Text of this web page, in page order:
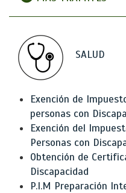
SALUD
Exención de
personas con
Exención del
Personas con
Obtención de
Discapacidad
P.I.M Preparación